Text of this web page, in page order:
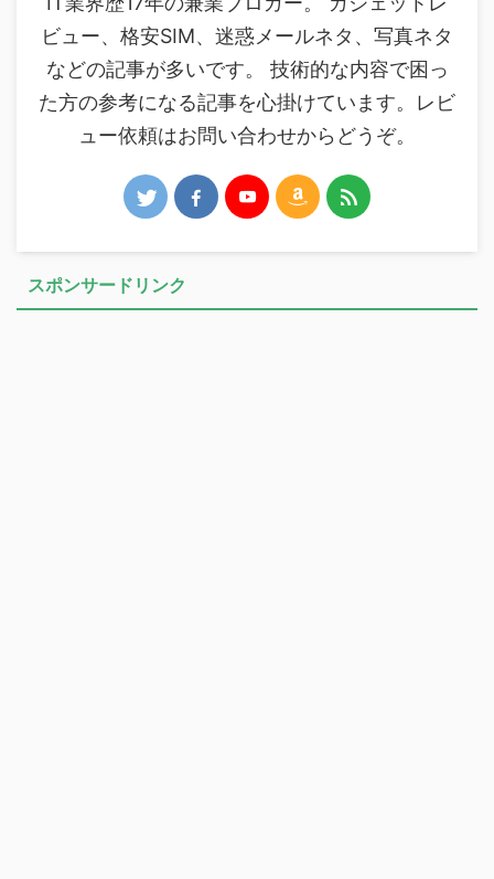
ビュー、格安SIM、迷惑メールネタ、写真ネタ
などの記事が多いです。 技術的な内容で困っ
た方の参考になる記事を心掛けています。レビ
ュー依頼はお問い合わせからどうぞ。
スポンサードリンク